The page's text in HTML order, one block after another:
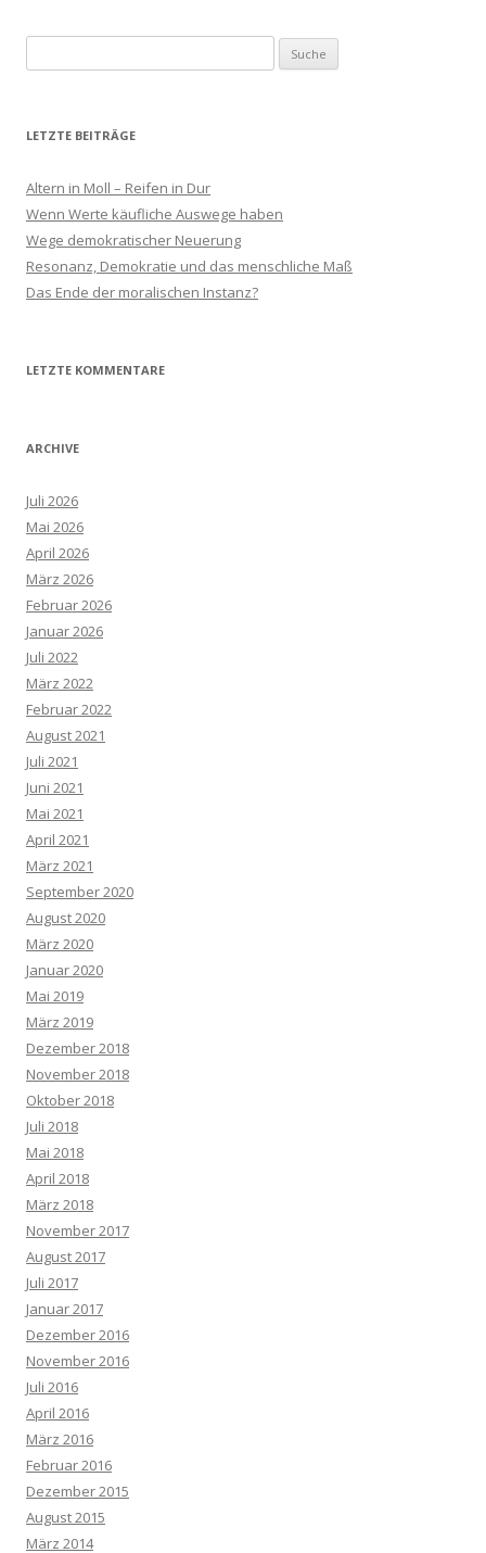
u
h
n
a
c
h
:
LETZTE BEITRÄGE
Altern in Moll – Reifen in Dur
Wenn Werte käufliche Auswege haben
Wege demokratischer Neuerung
Resonanz, Demokratie und das menschliche Maß
Das Ende der moralischen Instanz?
LETZTE KOMMENTARE
ARCHIVE
Juli 2026
Mai 2026
April 2026
März 2026
Februar 2026
Januar 2026
Juli 2022
März 2022
Februar 2022
August 2021
Juli 2021
Juni 2021
Mai 2021
April 2021
März 2021
September 2020
August 2020
März 2020
Januar 2020
Mai 2019
März 2019
Dezember 2018
November 2018
Oktober 2018
Juli 2018
Mai 2018
April 2018
März 2018
November 2017
August 2017
Juli 2017
Januar 2017
Dezember 2016
November 2016
Juli 2016
April 2016
März 2016
Februar 2016
Dezember 2015
August 2015
März 2014